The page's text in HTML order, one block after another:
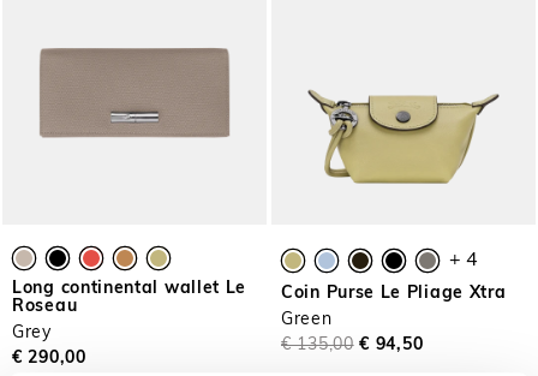
Long continental wallet Le
Roseau
Grey
€ 290,00
+ 4
Coin Purse Le Pliage Xtra
Green
€ 135,00 € 94,50